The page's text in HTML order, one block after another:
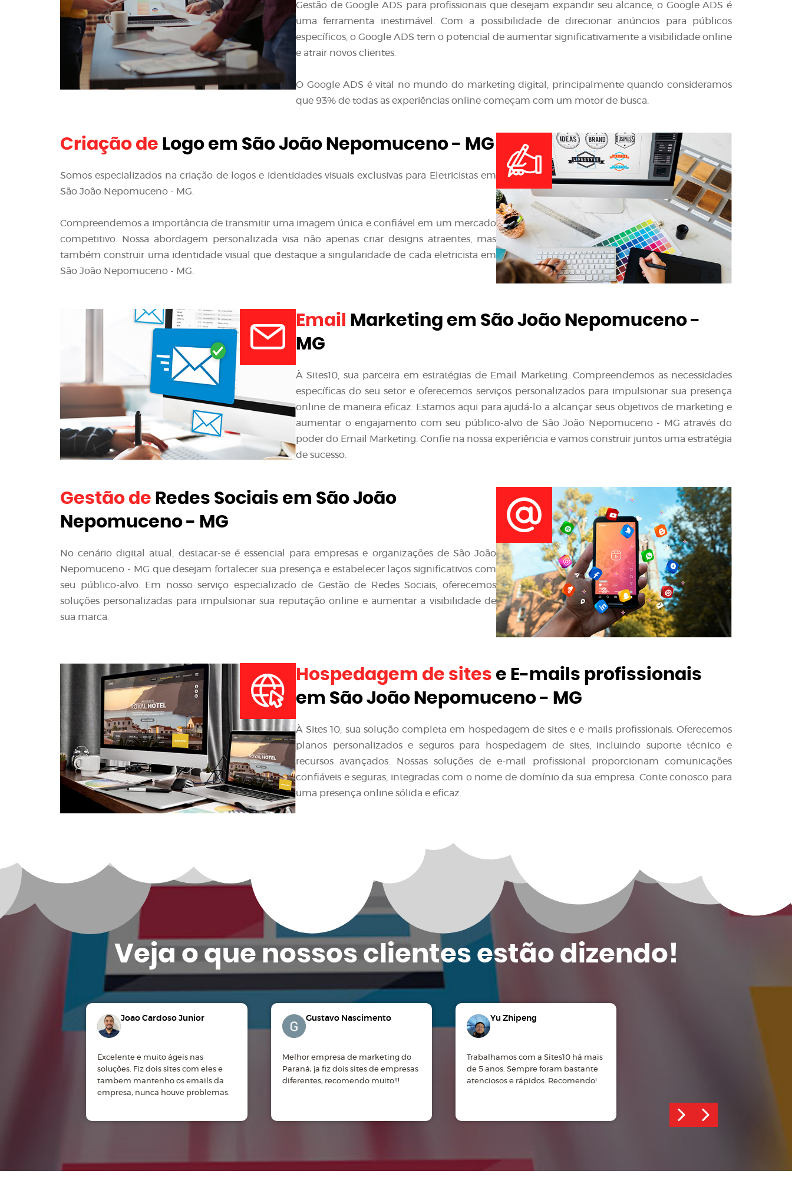
Gestão de Google ADS para profissionais que desejam expandir seu alcance, o Google ADS é
uma ferramenta inestimável. Com a possibilidade de direcionar anúncios para públicos
específicos, o Google ADS tem o potencial de aumentar significativamente a visibilidade online
e atrair novos clientes.
O Google ADS é vital no mundo do marketing digital, principalmente quando consideramos
que 93% de todas as experiências online começam com um motor de busca.
Criação de Logo em São João Nepomuceno - MG
Somos especializados na criação de logos e identidades visuais exclusivas para Eletricistas em
São João Nepomuceno - MG.
Compreendemos a importância de transmitir uma imagem única e confiável em um mercado
competitivo. Nossa abordagem personalizada visa não apenas criar designs atraentes, mas
também construir uma identidade visual que destaque a singularidade de cada eletricista em
São João Nepomuceno - MG.
Email
Marketing em São João Nepomuceno -
MG
À Sites10, sua parceira em estratégias de Email Marketing. Compreendemos as necessidades
específicas do seu setor e oferecemos serviços personalizados para impulsionar sua presença
online de maneira eficaz. Estamos aqui para ajudá-lo a alcançar seus objetivos de marketing e
aumentar o engajamento com seu público-alvo de São João Nepomuceno - MG através do
poder do Email Marketing. Confie na nossa experiência e vamos construir juntos uma estratégia
de sucesso.
Gestão de Redes Sociais em São João
Nepomuceno - MG
No cenário digital atual, destacar-se é essencial para empresas e organizações de São João
Nepomuceno - MG que desejam fortalecer sua presença e estabelecer laços significativos com
seu público-alvo. Em nosso serviço especializado de Gestão de Redes Sociais, oferecemos
soluções personalizadas para impulsionar sua reputação online e aumentar a visibilidade de
sua marca.
Hospedagem de sites e E-mails profissionais
em São João Nepomuceno - MG
À Sites 10, sua solução completa em hospedagem de sites e e-mails profissionais. Oferecemos
planos personalizados e seguros para hospedagem de sites, incluindo suporte técnico e
recursos avançados. Nossas soluções de e-mail profissional proporcionam comunicações
confiáveis e seguras, integradas com o nome de domínio da sua empresa. Conte conosco para
uma presença online sólida e eficaz.
Veja o que nossos clientes estão dizendo!
Joao Cardoso Junior
Excelente e muito ágeis nas
soluções. Fiz dois sites com eles e
tambem mantenho os emails da
empresa, nunca houve problemas.
Gustavo Nascimento
Melhor empresa de marketing do
Paraná, ja fiz dois sites de empresas
diferentes, recomendo muito!!!
Yu Zhipeng
Trabalhamos com a Sites10 há mais
de 5 anos. Sempre foram bastante
atenciosos e rápidos. Recomendo!